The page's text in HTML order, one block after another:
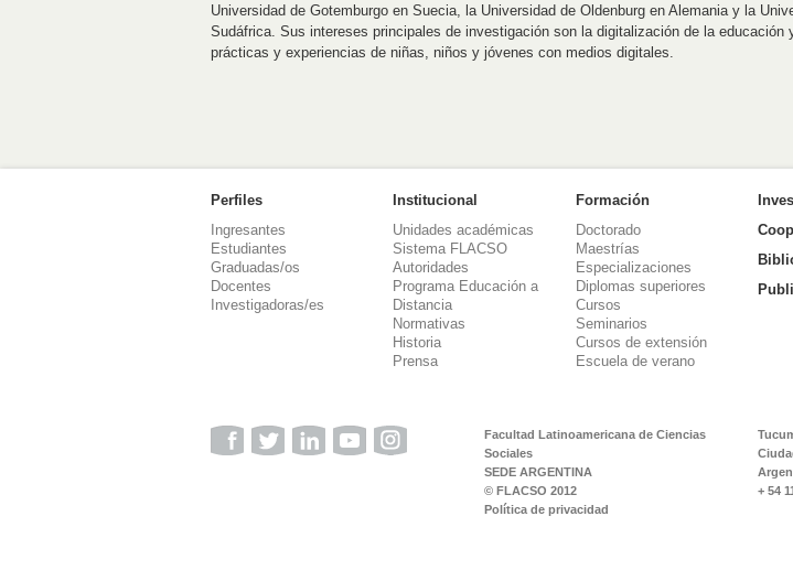
Universidad de Gotemburgo en Suecia, la Universidad de Oldenburg en Alemania y la
Sudáfrica. Sus intereses principales de investigación son la digitalización de la educación
prácticas y experiencias de niñas, niños y jóvenes con medios digitales.
Perfiles
Ingresantes
Estudiantes
Graduadas/os
Docentes
Investigadoras/es
Institucional
Unidades académicas
Sistema FLACSO
Autoridades
Programa Educación a
Distancia
Normativas
Historia
Prensa
Formación
Doctorado
Maestrías
Especializaciones
Diplomas superiores
Cursos
Seminarios
Cursos de extensión
Escuela de verano
Facultad Latinoamericana de Ciencias
Sociales
SEDE ARGENTINA
© FLACSO 2012
Política de privacidad
+ 54